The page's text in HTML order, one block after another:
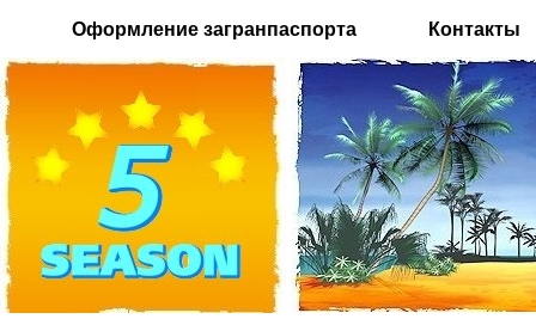
Оформление загранпаспорта Контакты